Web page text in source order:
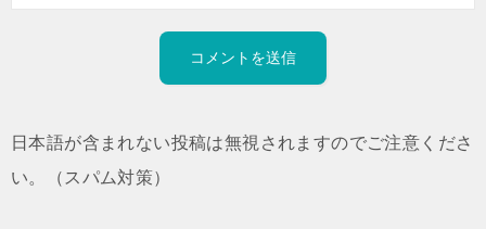
日本語が含まれない投稿は無視されますのでご注意くださ
い。（スパム対策）